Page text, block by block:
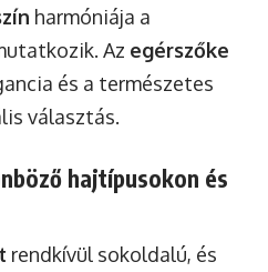
harmóniája a
Az egérszőke
és a természetes
választás.
hajtípusokon és
rendkívül sokoldalú, és